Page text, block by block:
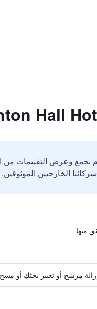
بجمع وعرض التقييمات من
مرشح أو تغيير بحثك أو